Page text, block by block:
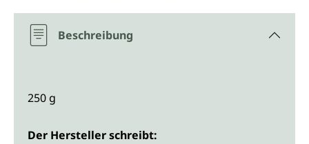
Beschreibung
250 g
Der Hersteller schreibt: